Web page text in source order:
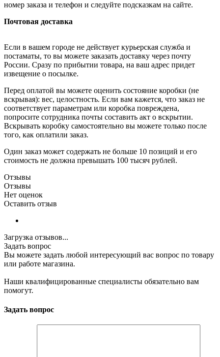
номер заказа и телефон и следуйте подсказкам на сайте.
Почтовая доставка
Если в вашем городе не действует курьерская служба и
постаматы, то вы можете заказать доставку через почту
России. Сразу по прибытии товара, на ваш адрес придет
извещение о посылке.
Перед оплатой вы можете оценить состояние коробки (не
вскрывая): вес, целостность. Если вам кажется, что заказ не
соответствует параметрам или коробка повреждена,
попросите сотрудника почты составить акт о вскрытии.
Вскрывать коробку самостоятельно вы можете только после
того, как оплатили заказ.
Один заказ может содержать не больше 10 позиций и его
стоимость не должна превышать 100 тысяч рублей.
Отзывы
Отзывы
Нет оценок
Оставить отзыв
Загрузка отзывов...
Задать вопрос
Вы можете задать любой интересующий вас вопрос по товару
или работе магазина.
Наши квалифицированные специалисты обязательно вам
помогут.
Задать вопрос